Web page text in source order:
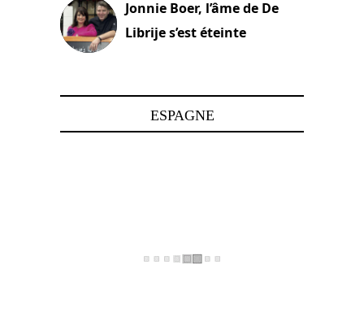
Jonnie Boer, l’âme de De
Librije s’est éteinte
ESPAGNE